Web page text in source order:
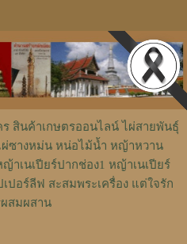
สินค้าเกษตรออนไลน์ ไผ่สายพันธุ์
ผ่ซางหม่น หน่อไม้น้ำ หญ้าหวาน
าเนเปียร์ปากช่อง1 หญ้าเนเปียร์
ปอร์ลีฟ สะสมพระเครื่อง แต่ใจรัก
ผสมผสาน